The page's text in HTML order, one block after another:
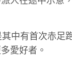
中有首次赤足
愛好者。